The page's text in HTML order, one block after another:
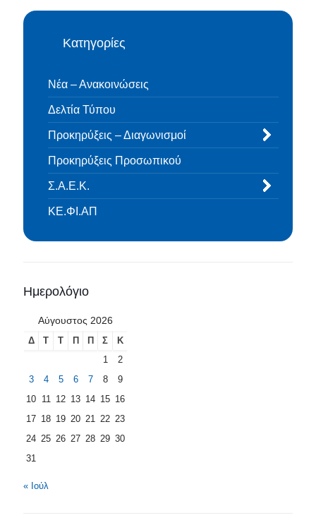
Κατηγορίες
Νέα – Ανακοινώσεις
Δελτία Τύπου
Προκηρύξεις – Διαγωνισμοί
Προκηρύξεις Προσωπικού
Σ.Α.Ε.Κ.
ΚΕ.ΦΙ.ΑΠ
Ημερολόγιο
Αύγουστος 2026
Δ Τ Τ Π Π Σ
Κ
1
2
3
4 5 6 7 8
9
10 11 12 13 14 15 16
17 18 19 20 21 22 23
24 25 26 27 28 29 30
31
« Ιούλ